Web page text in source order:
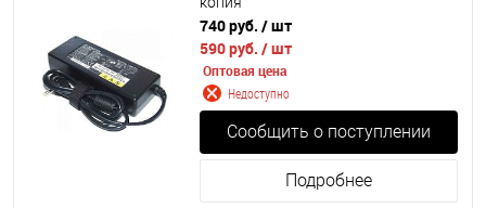
740 руб. / шт
590 руб. / шт
Оптовая цена
Недоступно
Сообщить о поступлении
Подробнее